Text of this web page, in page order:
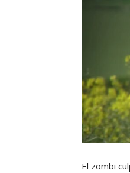
El zombi